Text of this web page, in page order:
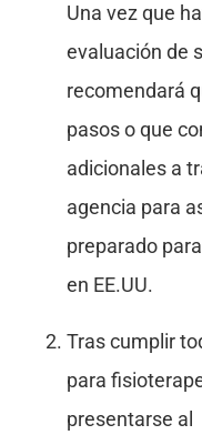
Una vez que
evaluación de
recomendará
pasos o que
adicionales a
agencia para
preparado
en EE.UU.
Tras cumplir
para
presentarse al